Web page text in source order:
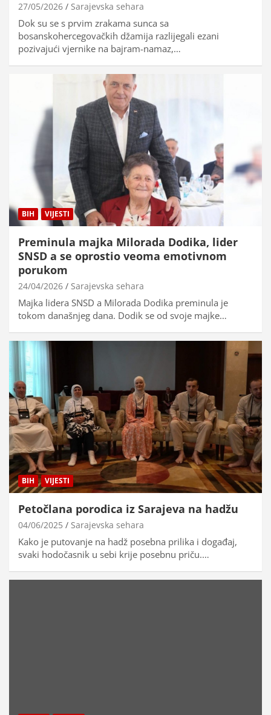
27/05/2026 Sarajevska sehara
Dok su se s prvim zrakama sunca sa
bosanskohercegovačkih džamija razlijegali ezani
pozivajući vjernike na bajram-namaz,…
BIH VIJESTI
Preminula majka Milorada Dodika, lider
SNSD a se oprostio veoma emotivnom
porukom
24/04/2026 Sarajevska sehara
Majka lidera SNSD a Milorada Dodika preminula je
tokom današnjeg dana. Dodik se od svoje majke…
BIH VIJESTI
Petočlana porodica iz Sarajeva na hadžu
04/06/2025 Sarajevska sehara
Kako je putovanje na hadž posebna prilika i događaj,
svaki hodočasnik u sebi krije posebnu priču.…